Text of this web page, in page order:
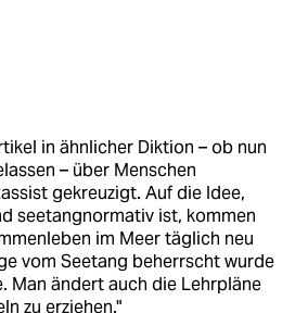
in ähnlicher Diktion – ob nun
– über Menschen
gekreuzigt. Auf die Idee,
seetangnormativ ist, kommen
im Meer täglich neu
vom Seetang beherrscht wurde
Man ändert auch die Lehrpläne
zu erziehen."